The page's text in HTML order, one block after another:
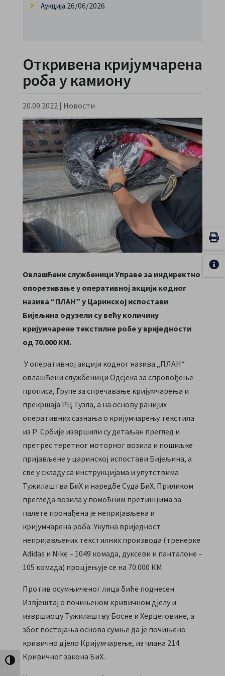
Toggle High Contrast
Аукција 26/06/2026
Откривена кријумчарена
роба у камиону
20.09.2022 | Новости
Овлашћени службеници Управе за индиректно
опорезивање у оперативној акцији кодног
назива “ПЛАН” у Царинској испостави
Бијељина одузели су већу количину
кријумчарене текстилне робеу вриједности
од 70.000 КМ.
У оперативној акцији кодног назива „ПЛАН“
овлашћени службеници Одсјека за спровођење
прописа, Групе за спречавање кријумчарења и
прекршаја РЦ Тузла, а на основу ранијих
оперативних сазнања о кријумчарењу текстила
из Р. Србије извршили су детаљан преглед и
претрес теретног моторног возила и пошиљке
пријављене у царинској испостави Бијељина, а
све у складу са инструкцијама и упутствима
Тужилаштва БиХ и наредбе Суда БиХ. Приликом
прегледа возила у помоћним претинцима за
палете пронађена је непријављена и
кријумчарена роба. Укупна вриједност
непријављених текстилних производа (тренерке
Adidas и Nike – 1049 комада, дуксеви и панталоне –
105 комада) процјењује се на 70.000 КМ.
Против осумњиченог лица биће поднесен
Извјештај о почињеном кривичном дјелу и
извршиоцу Тужилаштву Босне и Херцеговине, а
због постојања основа сумње да је почињено
кривично дјело Кријумчарење, из члана 214
Кривичног закона БиХ.